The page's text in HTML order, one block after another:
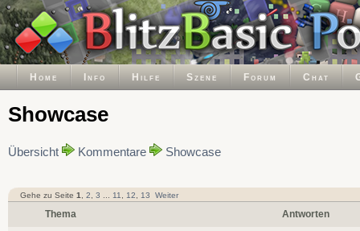
Home Info Hilfe Szene Forum Chat
Showcase
Übersicht Kommentare Showcase
Gehe zu Seite 1 2 3 11 12 13 Weiter
Thema Antworten